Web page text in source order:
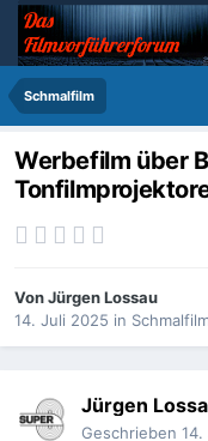
Schmalfilm
Werbefilm über
VonJürgen Lossau
14. Juli 2025 in
Jürgen
Geschrieben 14.